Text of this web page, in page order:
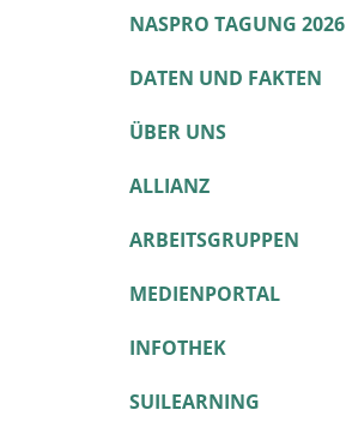
NASPRO TAGUNG 2026
DATEN UND FAKTEN
ÜBER UNS
ALLIANZ
ARBEITSGRUPPEN
MEDIENPORTAL
INFOTHEK
SUILEARNING